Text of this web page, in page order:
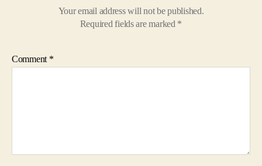
Your email address will not be published.
Required fields are marked *
Comment *